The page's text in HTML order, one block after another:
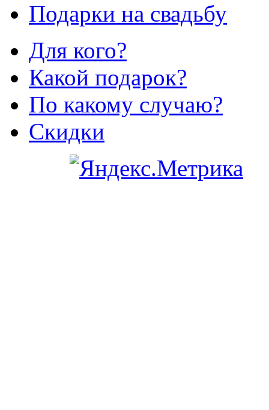
Подарки на свадьбу
Для кого?
Какой подарок?
По какому случаю?
Скидки